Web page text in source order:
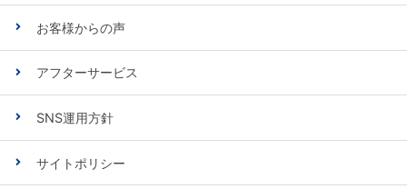
お客様からの声
アフターサービス
SNS運用方針
サイトポリシー